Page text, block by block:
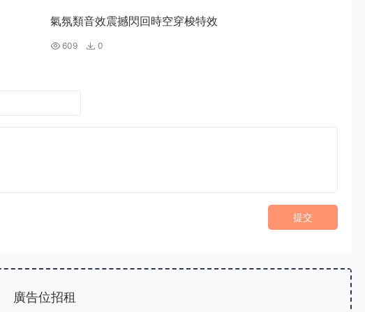
氣氛類音效震撼閃回時空穿梭特效
609 0
提交
廣告位招租